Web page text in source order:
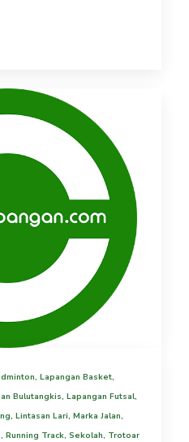
, Lapangan Basket,
Bulutangkis, Lapangan Futsal,
, Lintasan Lari, Marka Jalan,
, Running Track, Sekolah, Trotoar